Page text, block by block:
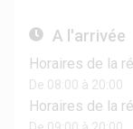
A l'arrivée
Horaires de la
De 08:00 à 20:00
Horaires de la